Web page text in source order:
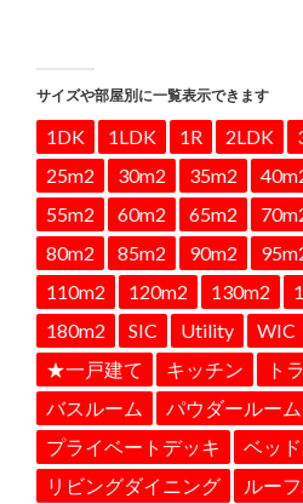
サイズや部屋別に一覧表示できます
1DK 1LDK 1R 2LDK
25m2
30m2 35m2
55m2
60m2 65m2
80m2
85m2 90m2
110m2
120m2 130m2
180m2
SIC Utility WIC
★一戸建て
キッチン
ト
バスルーム
パウダールーム
プライベートデッキ
ベッ
リビングダイニング
ルー